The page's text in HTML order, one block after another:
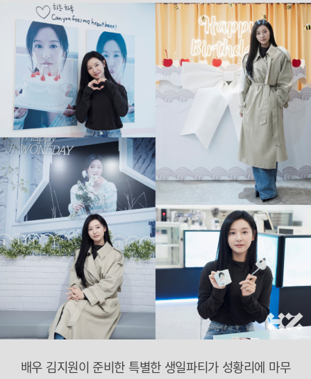
배우 김지원이 준비한 특별한 생일파티가 성황리에 마무